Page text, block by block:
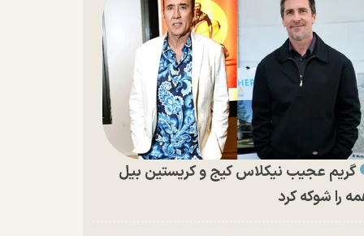
گریم عجیب نیکلاس کیج و کریستین بیل
را شوکه کرد